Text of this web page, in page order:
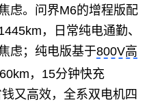
虑。问界M6的增程版配
，日常纯电通勤、
虑；纯电版基于800V高
，15分钟快充
又高效，全系双电机四